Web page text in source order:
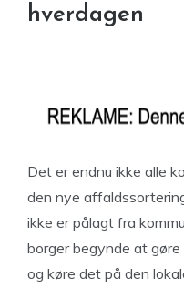
hverdagen
Det er endnu ikke alle
den nye
ikke er pålagt fra
borger begynde at
og køre det på den